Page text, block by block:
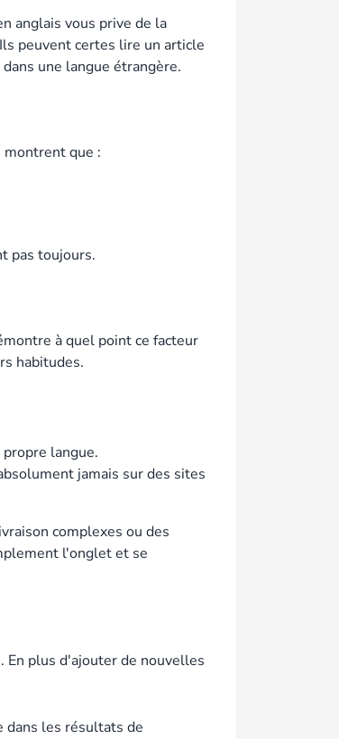
anglais vous prive de la
peuvent certes lire un article
une langue étrangère.
que :
pas toujours.
à quel point ce facteur
habitudes.
langue.
jamais sur des sites
complexes ou des
l'onglet et se
En plus d'ajouter de nouvelles
dans les résultats de